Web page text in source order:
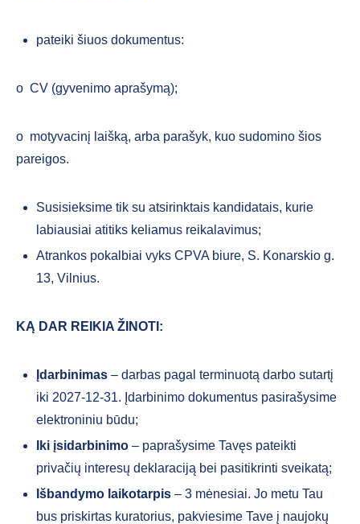
pateiki šiuos dokumentus:
o CV (gyvenimo aprašymą);
o motyvacinį laišką, arba parašyk, kuo sudomino šios
pareigos.
Susisieksime tik su atsirinktais kandidatais, kurie
labiausiai atitiks keliamus reikalavimus;
Atrankos pokalbiai vyks CPVA biure, S. Konarskio g.
13, Vilnius.
KĄ DAR REIKIA ŽINOTI:
Įdarbinimas – darbas pagal terminuotą darbo sutartį
iki 2027-12-31. Įdarbinimo dokumentus pasirašysime
elektroniniu būdu;
Iki įsidarbinimo – paprašysime Tavęs pateikti
privačių interesų deklaraciją bei pasitikrinti sveikatą;
Išbandymo laikotarpis – 3 mėnesiai. Jo metu Tau
bus priskirtas kuratorius, pakviesime Tave į naujokų